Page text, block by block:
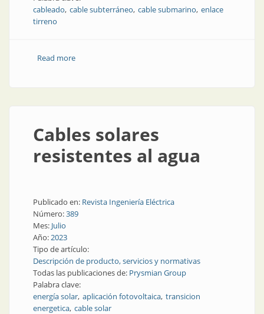
cableado cable subterráneo cable submarino enlace
tirreno
Read moreabout Prysmian y sus proyectos más destacados de
Cables solares
resistentes al agua
Publicado en: Revista Ingeniería Eléctrica
Número:389
Mes: Julio
Año:2023
Tipo de artículo:
Descripción de producto, servicios y normativas
Todas las publicaciones de: Prysmian Group
Palabra clave:
energía solar aplicación fotovoltaica transicion
energetica cable solar